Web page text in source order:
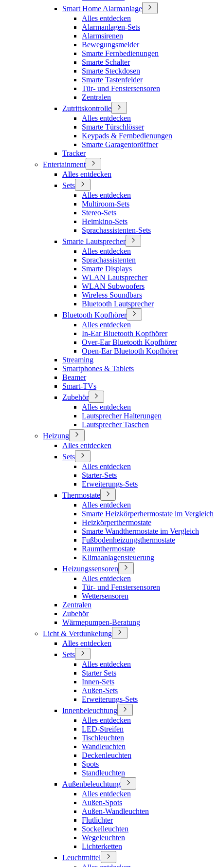
Smart Home Alarmanlage
Alles entdecken
Alarmanlagen-Sets
Alarmsirenen
Bewegungsmelder
Smarte Fernbedienungen
Smarte Schalter
Smarte Steckdosen
Smarte Tastenfelder
Tür- und Fenstersensoren
Zentralen
Zutrittskontrolle
Alles entdecken
Smarte Türschlösser
Keypads & Fernbedienungen
Smarte Garagentoröffner
Tracker
Entertainment
Alles entdecken
Sets
Alles entdecken
Multiroom-Sets
Stereo-Sets
Heimkino-Sets
Sprachassistenten-Sets
Smarte Lautsprecher
Alles entdecken
Sprachassistenten
Smarte Displays
WLAN Lautsprecher
WLAN Subwoofers
Wireless Soundbars
Bluetooth Lautsprecher
Bluetooth Kopfhörer
Alles entdecken
In-Ear Bluetooth Kopfhörer
Over-Ear Bluetooth Kopfhörer
Open-Ear Bluetooth Kopfhörer
Streaming
Smartphones & Tablets
Beamer
Smart-TVs
Zubehör
Alles entdecken
Lautsprecher Halterungen
Lautsprecher Taschen
Heizung
Alles entdecken
Sets
Alles entdecken
Starter-Sets
Erweiterungs-Sets
Thermostate
Alles entdecken
Smarte Heizkörperhermostate im Vergleich
Heizkörperthermostate
Smarte Wandthermostate im Vergleich
Fußbodenheizungsthermostate
Raumthermostate
Klimaanlagensteuerung
Heizungssensoren
Alles entdecken
Tür- und Fenstersensoren
Wettersensoren
Zentralen
Zubehör
Wärmepumpen-Beratung
Licht & Verdunkelung
Alles entdecken
Sets
Alles entdecken
Starter Sets
Innen-Sets
Außen-Sets
Erweiterungs-Sets
Innenbeleuchtung
Alles entdecken
LED-Streifen
Tischleuchten
Wandleuchten
Deckenleuchten
Spots
Standleuchten
Außenbeleuchtung
Alles entdecken
Außen-Spots
Außen-Wandleuchten
Flutlichter
Sockelleuchten
Wegeleuchten
Lichterketten
Leuchtmittel